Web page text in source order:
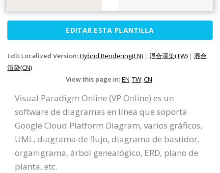
EDITAR ESTA PLANTILLA
Edit Localized Version:Hybrid Rendering(EN) | 混合渲染(TW) | 混合
渲染(CN)
View this page in:EN TW CN
Visual Paradigm Online (VP Online) es un
software de diagramas en línea que soporta
Google Cloud Platform Diagram, varios gráficos,
UML, diagrama de flujo, diagrama de bastidor,
organigrama, árbol genealógico, ERD, plano de
planta, etc.